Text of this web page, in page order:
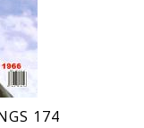
174